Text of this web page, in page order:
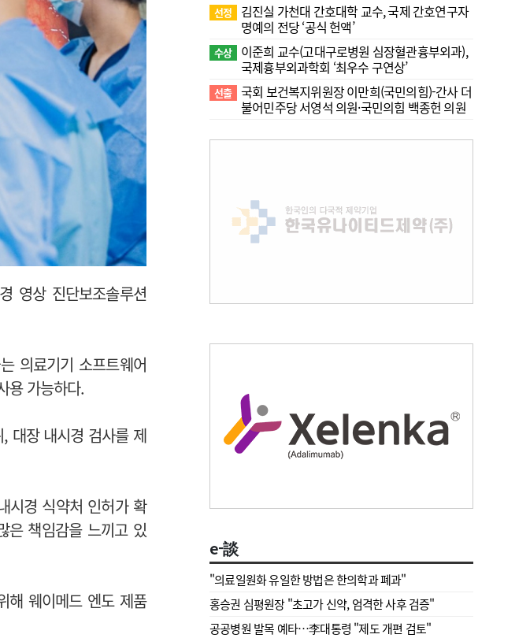
영상 진단보조솔루션
의료기기 소프트웨어
용 가능하다.
대장 내시경 검사를 제
시경 식약처 인허가 확
은 책임감을 느끼고 있
해 웨이메드 엔도 제품
선정
김진실 가천대 간호대학 교수, 국제 간호연구자
명예의 전당 ‘공식 헌액’
수상
이준희 교수(고대구로병원 심장혈관흉부외과),
국제흉부외과학회 ‘최우수 구연상’
선출 국회 보건복지위원장 이만희(국민의힘)-간사 더
불어민주당 서영석 의원·국민의힘 백종헌 의원
e-談
"의료일원화 유일한 방법은 한의학과 폐과"
홍승권 심평원장 " 초고가 신약, 엄격한 사후 검증"
공공병원 발목 예타…李대통령 "제도 개편 검토"